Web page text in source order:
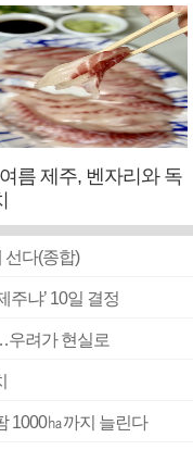
름 제주, 벤자리와 독
선다(종합)
주냐’ 10일 결정
우려가 현실로
1000㏊까지 늘린다